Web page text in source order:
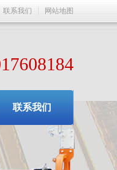
联系我们 网站地图
联系我们